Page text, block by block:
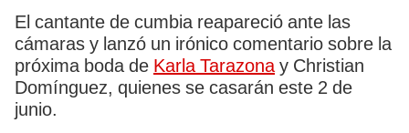
El cantante de cumbia reapareció ante las
cámaras y lanzó un irónico comentario sobre la
próxima boda de Karla Tarazonay Christian
Domínguez, quienes se casarán este 2 de
junio.